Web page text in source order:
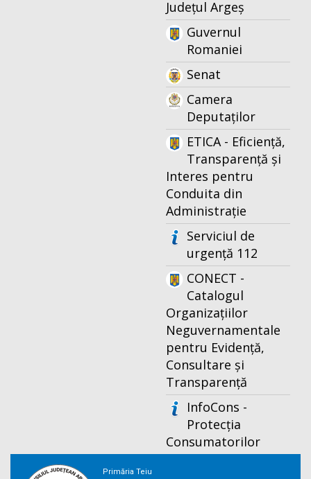
Județul Argeș
Guvernul
Romaniei
Senat
Camera
Deputaților
ETICA - Eficiență,
Transparență și
Interes pentru
Conduita din
Administrație
Serviciul de
urgență 112
CONECT -
Catalogul
Organizațiilor
Neguvernamentale
pentru Evidență,
Consultare și
Transparență
InfoCons -
Protecția
Consumatorilor
Primăria Teiu